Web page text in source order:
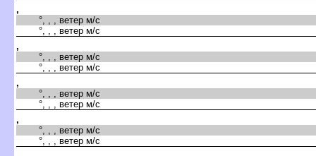
,
°, , , ветер м/с
°, , , ветер м/с
,
°, , , ветер м/с
°, , , ветер м/с
,
°, , , ветер м/с
°, , , ветер м/с
,
°, , , ветер м/с
°, , , ветер м/с